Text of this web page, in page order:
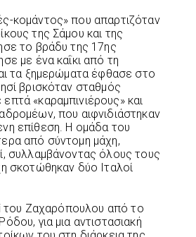
κομάντος» που απαρτιζόταν
της Σάμου και της
το βράδυ της 17ης
με ένα καΐκι από τη
τα ξημερώματα έφθασε στο
βρισκόταν σταθμός
«καραμπινιέρους» και
που αιφνιδιάστηκαν
επίθεση. Η ομάδα του
από σύντομη μάχη,
συλλαμβάνοντας όλους τους
σκοτώθηκαν δύο Ιταλοί
του Ζαχαρόπουλου από το
για μια αντιστασιακή